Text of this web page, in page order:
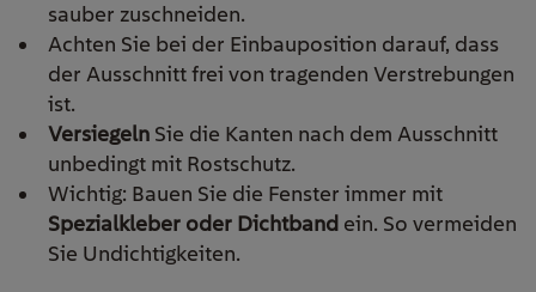
sauber zuschneiden.
Achten Sie bei der Einbauposition darauf, dass
der Ausschnitt frei von tragenden Verstrebungen
ist.
Versiegeln Sie die Kanten nach dem Ausschnitt
unbedingt mit Rostschutz.
Wichtig: Bauen Sie die Fenster immer mit
Spezialkleber oder Dichtband ein. So vermeiden
Sie Undichtigkeiten.